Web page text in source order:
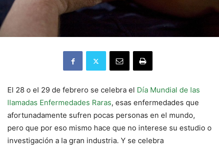
El 28 o el 29 de febrero se celebra el Día Mundial de las
llamadas Enfermedades Raras, esas enfermedades que
afortunadamente sufren pocas personas en el mundo,
pero que por eso mismo hace que no interese su estudio o
investigación a la gran industria. Y se celebra